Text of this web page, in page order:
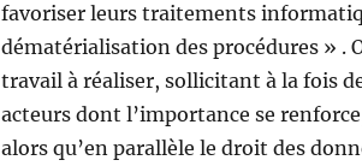
favoriser leurs traitements
dématérialisation des procédures »
travail à réaliser, sollicitant à la fois
acteurs dont l’importance se
alors qu’en parallèle le droit des